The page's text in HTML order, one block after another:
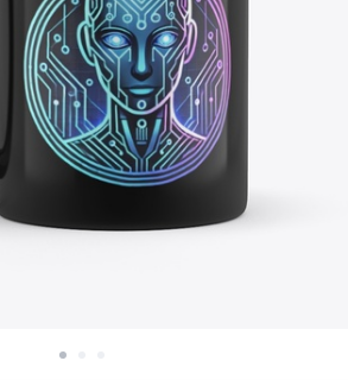
Venda en todas partes
Venda lo que sea